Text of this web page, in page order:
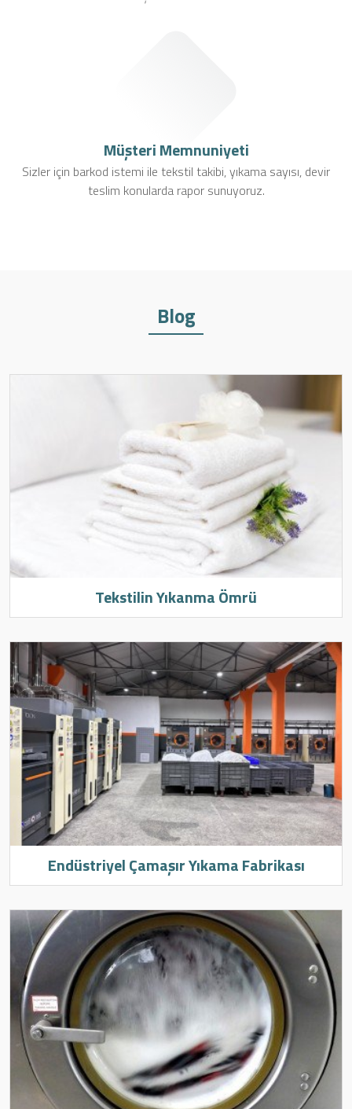
Müşteri Memnuniyeti
Sizler için barkod istemi ile tekstil takibi, yıkama sayısı, devir
teslim konularda rapor sunuyoruz.
Blog
Tekstilin Yıkanma Ömrü
Endüstriyel Çamaşır Yıkama Fabrikası